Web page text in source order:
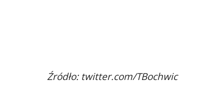
Źródło: twitter.com/TBochwic